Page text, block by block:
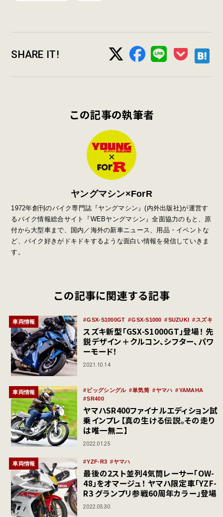
SHARE IT!
この記事の執筆者
ヤングマシン×ForR
1972年創刊のバイク専門誌『ヤングマシン』(内外出版社)が運営す
るバイク情報総合サイト『WEBヤングマシン』全面協力のもと、原
付から大型車まで、国内／海外の新車ニュース、用品・イベントな
ど、バイク好きがドキドキするような面白い情報を発信していきま
す。
この記事に関連する記事
車両情報 GSX-S1000GT GSX-S1000 SUZUKI スズキ
スズキ新型「GSX-S1000GT」登場！ 先
鋭デザイン＋クルコン、シフター、パワ
ーモード！
2021.10.14
車両情報 ビッグシングル 単気筒 ヤマハ
YAMAHA
SR400
ヤマハSR400ファイナルエディション試
乗インプレ【真の生ける伝説。その走り
は唯一無二】
2022.01.25
車両情報 YZF-R3 ヤマハ
最後の2スト並列4気筒レーサー「OW-
48」をオマージュ！ ヤマハ限定車「YZF-
R3 グランプリ参戦60周年カラー」登場
2022.05.30